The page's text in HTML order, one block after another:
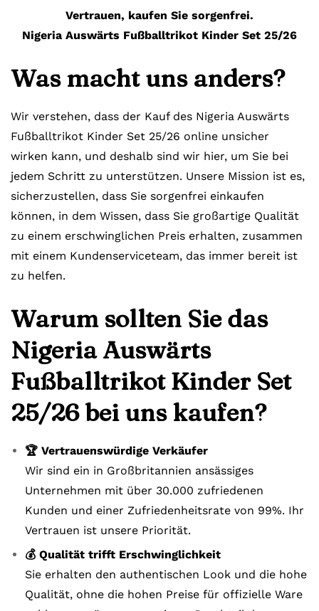
Vertrauen, kaufen Sie sorgenfrei.
Nigeria Auswärts Fußballtrikot Kinder Set 25/26
Was macht uns anders?
Wir verstehen, dass der Kauf des Nigeria Auswärts
Fußballtrikot Kinder Set 25/26 online unsicher
wirken kann, und deshalb sind wir hier, um Sie bei
jedem Schritt zu unterstützen. Unsere Mission ist es,
sicherzustellen, dass Sie sorgenfrei einkaufen
können, in dem Wissen, dass Sie großartige Qualität
zu einem erschwinglichen Preis erhalten, zusammen
mit einem Kundenserviceteam, das immer bereit ist
zu helfen.
Warum sollten Sie das
Nigeria Auswärts
Fußballtrikot Kinder Set
25/26 bei uns kaufen?
🏆 Vertrauenswürdige Verkäufer
Wir sind ein in Großbritannien ansässiges
Unternehmen mit über 30.000 zufriedenen
Kunden und einer Zufriedenheitsrate von 99%. Ihr
Vertrauen ist unsere Priorität.
💰 Qualität trifft Erschwinglichkeit
Sie erhalten den authentischen Look und die hohe
Qualität, ohne die hohen Preise für offizielle Ware